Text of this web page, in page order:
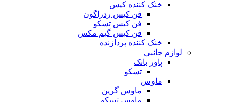
خنک کننده کیس
فن کیس ردراگون
فن کیس تسکو
فن کیس گیم مکس
خنک کننده پردازنده
لوازم جانبی
پاور بانک
تسکو
ماوس
ماوس گرین
ماوس تسکو